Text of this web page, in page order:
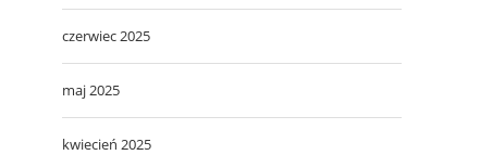
czerwiec 2025
maj 2025
kwiecień 2025